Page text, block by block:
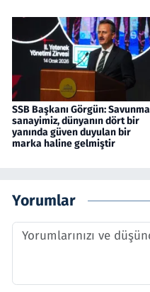
SSB Başkanı Görgün: Savunma
sanayimiz, dünyanın dört bir
yanında güven duyulan bir
marka haline gelmiştir
Yorumlar